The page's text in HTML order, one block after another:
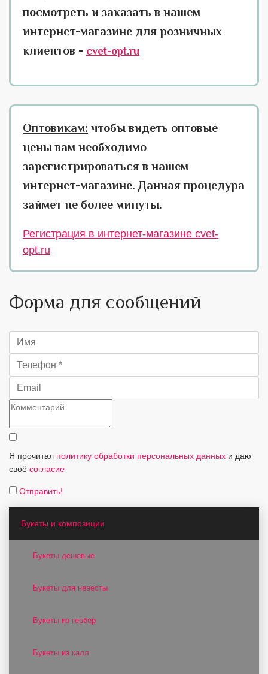
посмотреть и заказать в нашем
интернет-магазине для розничных
клиентов - cvet-opt.ru
Оптовикам: чтобы видеть оптовые
цены вам необходимо
зарегистрироваться в нашем
интернет-магазине. Данная процедура
займет не более минуты.
Регистрация в интернет-магазине cvet-
opt.ru
Форма для сообщений
Я прочитал политику обработки персональных данных и даю
своё согласие
Отправить!
Букеты и композиции
Букеты дешевые
Букеты для невесты
Букеты из гербер
Букеты из калл